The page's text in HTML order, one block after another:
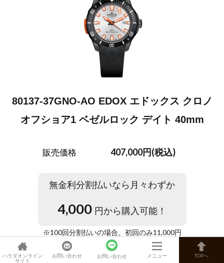
80137-37GNO-AO EDOX エドックス クロノ
オフショア1 ベゼルロック デイト 40mm
販売価格 407,000円(税込)
無金利分割払いなら月々わずか
4,000 円から購入可能！
※100回分割払いの場合。初回のみ11,000円
ハラダオンライン
サイト
お問い合わせ お問い合わせ メニュー TOPへ